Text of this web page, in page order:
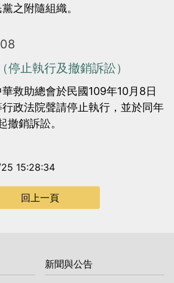
員
之附隨組織。
停止執行及撤銷訴訟）
救助總會於民國109年10月8日
政法院聲請停止執行，並於同年
撤銷訴訟。
25 15:28:34
回上一頁
新聞與公告